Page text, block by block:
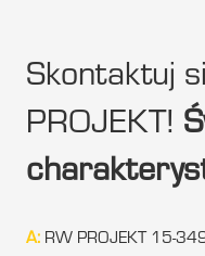
Skontaktuj
PROJEKT!
A: RW PROJEKT 15-